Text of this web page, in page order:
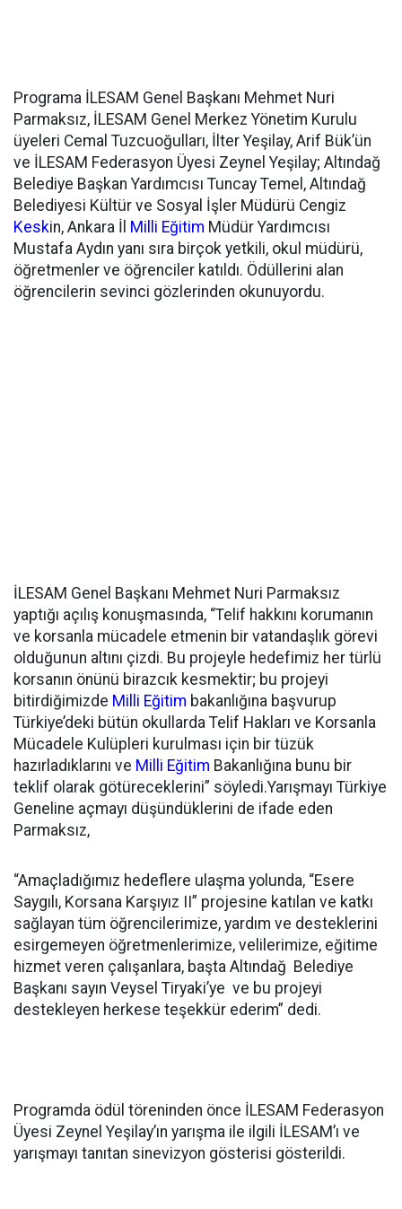
Programa İLESAM Genel Başkanı Mehmet Nuri
Parmaksız, İLESAM Genel Merkez Yönetim Kurulu
üyeleri Cemal Tuzcuoğulları, İlter Yeşilay, Arif Bük’ün
ve İLESAM Federasyon Üyesi Zeynel Yeşilay; Altındağ
Belediye Başkan Yardımcısı Tuncay Temel, Altındağ
Belediyesi Kültür ve Sosyal İşler Müdürü Cengiz
Keskin, Ankara İl Milli Eğitim Müdür Yardımcısı
Mustafa Aydın yanı sıra birçok yetkili, okul müdürü,
öğretmenler ve öğrenciler katıldı. Ödüllerini alan
öğrencilerin sevinci gözlerinden okunuyordu.
İLESAM Genel Başkanı Mehmet Nuri Parmaksız
yaptığı açılış konuşmasında, “Telif hakkını korumanın
ve korsanla mücadele etmenin bir vatandaşlık görevi
olduğunun altını çizdi. Bu projeyle hedefimiz her türlü
korsanın önünü birazcık kesmektir; bu projeyi
bitirdiğimizde Milli Eğitim bakanlığına başvurup
Türkiye’deki bütün okullarda Telif Hakları ve Korsanla
Mücadele Kulüpleri kurulması için bir tüzük
hazırladıklarını ve Milli Eğitim Bakanlığına bunu bir
teklif olarak götüreceklerini” söyledi.Yarışmayı Türkiye
Geneline açmayı düşündüklerini de ifade eden
Parmaksız,
“Amaçladığımız hedeflere ulaşma yolunda, “Esere
Saygılı, Korsana Karşıyız II” projesine katılan ve katkı
sağlayan tüm öğrencilerimize, yardım ve desteklerini
esirgemeyen öğretmenlerimize, velilerimize, eğitime
hizmet veren çalışanlara, başta Altındağ Belediye
Başkanı sayın Veysel Tiryaki’ye ve bu projeyi
destekleyen herkese teşekkür ederim” dedi.
Programda ödül töreninden önce İLESAM Federasyon
Üyesi Zeynel Yeşilay’ın yarışma ile ilgili İLESAM’ı ve
yarışmayı tanıtan sinevizyon gösterisi gösterildi.